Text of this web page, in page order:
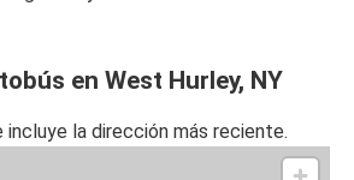
en West Hurley, NY
la dirección más reciente.